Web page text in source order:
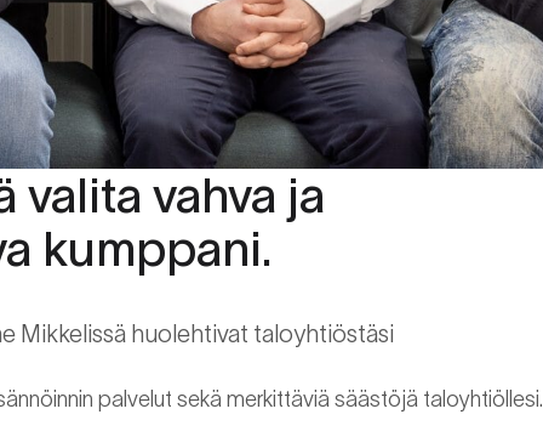
valita vahva ja
kumppani.
Mikkelissä huolehtivat taloyhtiöstäsi
palvelut sekä merkittäviä säästöjä taloyhtiöllesi.